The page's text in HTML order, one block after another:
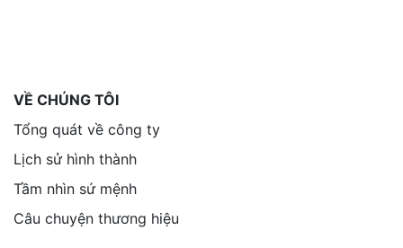
VỀ CHÚNG TÔI
Tổng quát về công ty
Lịch sử hình thành
Tầm nhìn sứ mệnh
Câu chuyện thương hiệu